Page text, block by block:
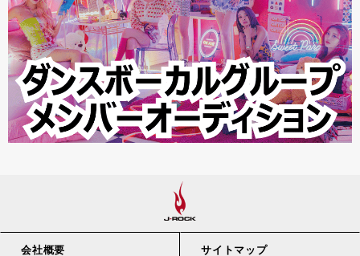
会社概要 サイトマップ